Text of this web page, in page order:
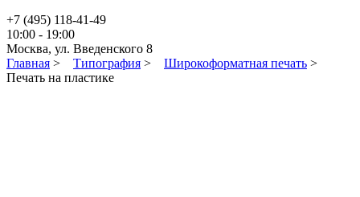
+7 (495) 118-41-49
10:00 - 19:00
Москва, ул. Введенского 8
Главная > Типография > Широкоформатная печать >
Печать на пластике